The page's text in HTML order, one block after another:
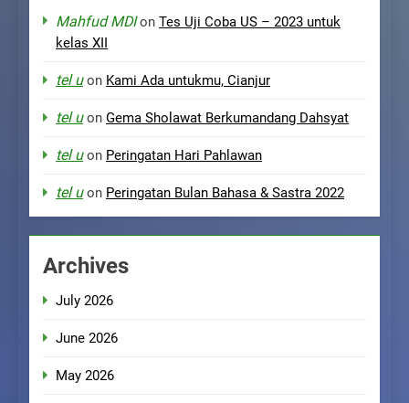
Mahfud MDIon Tes Uji Coba US – 2023 untuk
kelas XII
tel uon Kami Ada untukmu, Cianjur
tel uon Gema Sholawat Berkumandang Dahsyat
tel uon Peringatan Hari Pahlawan
tel uon Peringatan Bulan Bahasa & Sastra 2022
Archives
July 2026
June 2026
May 2026